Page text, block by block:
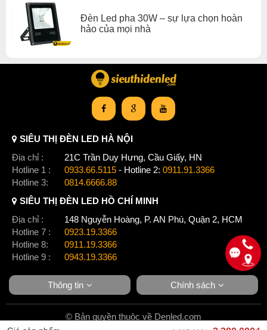
Đèn Led pha 30W – sự lựa chọn hoàn
hảo của mọi nhà
SIÊU THỊ ĐÈN LED HÀ NỘI
Địa chỉ :
21C Trần Duy Hưng, Cầu Giấy, HN
Hotline 1 :
0933.66.5115 - Hotline 2: 0911.91.3366
Hotline 3:
0814.6666.88
SIÊU THỊ ĐÈN LED HỒ CHÍ MINH
Địa chỉ :
148 Nguyễn Hoàng, P. AN Phú, Quận 2, HCM
Hotline 7 :
0923.19.3366
Hotline 8:
0911.19.3366
Hotline 9 :
0943.19.3366
Thông tin Chính sách
© Bản quyền thuộc về Denled.com